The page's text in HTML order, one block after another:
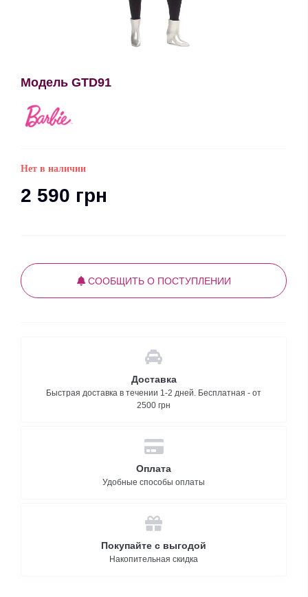
Модель GTD91
Нет в наличии
2 590 грн
СООБЩИТЬ О ПОСТУПЛЕНИИ
Доставка
Быстрая доставка в течении 1-2 дней. Бесплатная - от
2500 грн
Оплата
Удобные способы оплаты
Покупайте с выгодой
Накопительная скидка